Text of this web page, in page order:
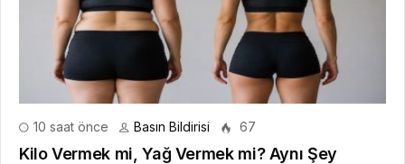
10 saat önce Basın Bildirisi 67
Kilo Vermek mi, Yağ Vermek mi? Aynı Şey